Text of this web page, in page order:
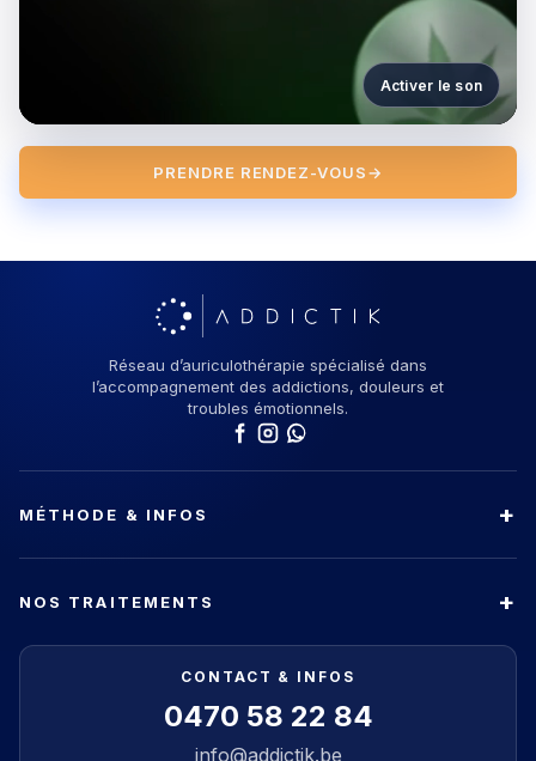
Activer le son
PRENDRE RENDEZ-VOUS→
Réseau d’auriculothérapie spécialisé dans
l’accompagnement des addictions, douleurs et
troubles émotionnels.
MÉTHODE & INFOS
NOS TRAITEMENTS
CONTACT & INFOS
0470 58 22 84
info@addictik.be